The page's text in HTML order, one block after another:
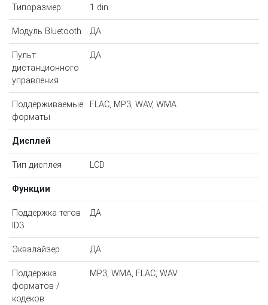
Типоразмер 1 din
Модуль Bluetooth ДА
Пульт
дистанционного
управления
ДА
Поддерживаемые
форматы
FLAC, MP3, WAV, WMA
Дисплей
Тип дисплея LCD
Функции
Поддержка тегов
ID3
ДА
Эквалайзер ДА
Поддержка
форматов /
кодеков
MP3, WMA, FLAC, WAV